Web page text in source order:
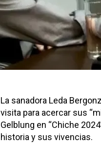
La sanadora Leda
visita para acercar sus
Gelblung en “Chiche
historia y sus vivencias.